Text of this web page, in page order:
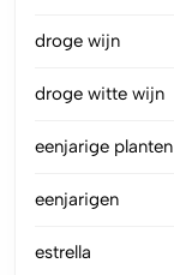
droge wijn
droge witte wijn
eenjarige planten
eenjarigen
estrella